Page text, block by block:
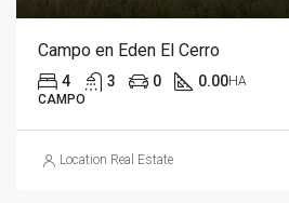
Campo en Eden El Cerro
4 3 0 0.00HA
CAMPO
Location Real Estate